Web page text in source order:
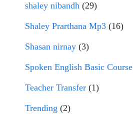
shaley nibandh (29)
Shaley Prarthana Mp3 (16)
Shasan nirnay (3)
Spoken English Basic Course
Teacher Transfer (1)
Trending (2)